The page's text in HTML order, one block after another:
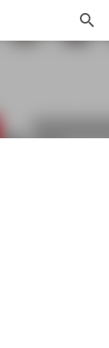
册）